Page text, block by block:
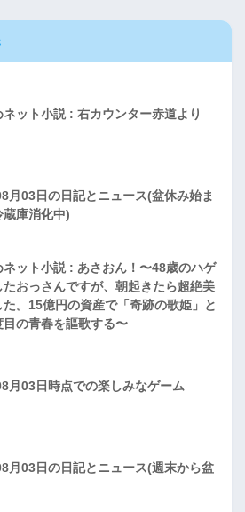
ネット小説 : 右カウンター赤道より
月03日の日記とニュース(盆休み始ま
蔵庫消化中)
ネット小説 : あさおん！〜48歳のハゲ
たおっさんですが、朝起きたら超絶美
た。15億円の資産で「奇跡の歌姫」と
目の青春を謳歌する〜
月03日時点での楽しみなゲーム
月03日の日記とニュース(週末から盆